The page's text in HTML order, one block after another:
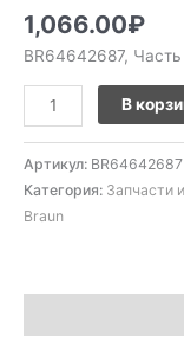
1,066.00₽
BR64642687,
В
Артикул: BR64642687
Категория: Запчасти
Braun